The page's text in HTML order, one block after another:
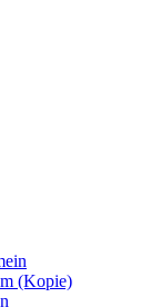
(Kopie)